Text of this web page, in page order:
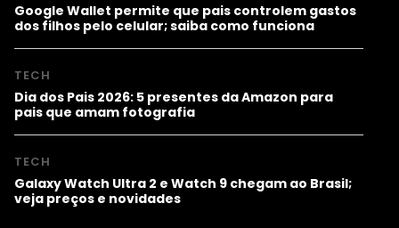
Google Wallet permite que pais controlem gastos
dos filhos pelo celular; saiba como funciona
TECH
Dia dos Pais 2026: 5 presentes da Amazon para
pais que amam fotografia
TECH
Galaxy Watch Ultra 2 e Watch 9 chegam ao Brasil;
veja preços e novidades